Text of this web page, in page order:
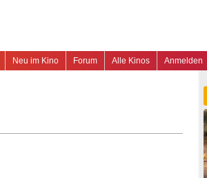
Anmelden
Alle Kinos
Forum
Neu im Kino